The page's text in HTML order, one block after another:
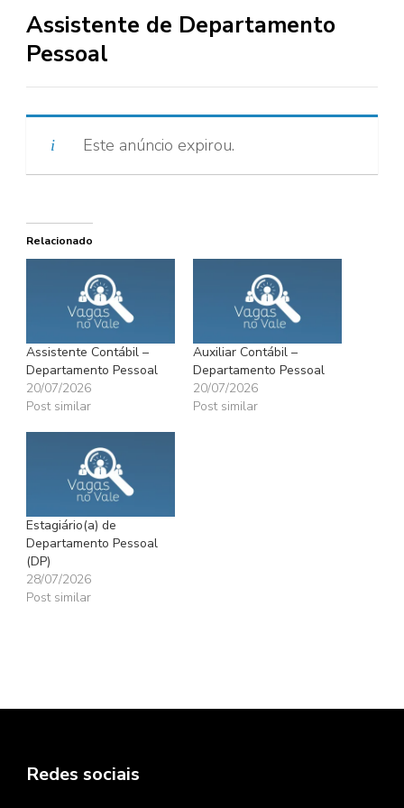
Assistente de Departamento
Pessoal
Este anúncio expirou.
Relacionado
Assistente Contábil –
Departamento Pessoal
20/07/2026
Post similar
Auxiliar Contábil –
Departamento Pessoal
20/07/2026
Post similar
Estagiário(a) de
Departamento Pessoal
(DP)
28/07/2026
Post similar
Redes sociais